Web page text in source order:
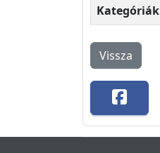
Kategóriák
Vissza